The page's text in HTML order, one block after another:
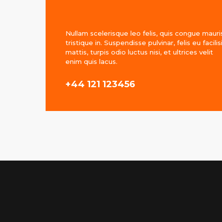
Nullam scelerisque leo felis, quis congue
tristique in. Suspendisse pulvinar, felis eu
mattis, turpis odio luctus nisi, et ultrices velit
enim quis lacus.
+44 121 123456